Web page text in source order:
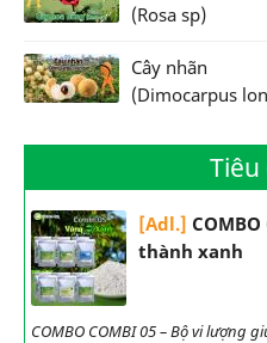
(Rosa sp)
Cây nhãn
(Dimocarpus
Tiêu
[Adl.]
thành xanh
COMBO COMBI 05 – Bộ vi lượng